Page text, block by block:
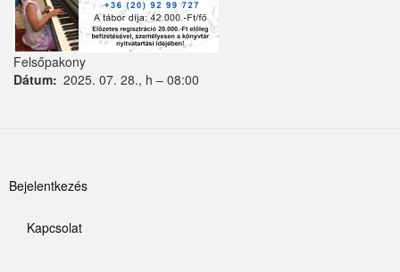
Kisoroszi
Kóka
Kőröstetétlen
Leányfalu
Letkés
Felsőpakony
Dátum 2025. 07. 28., h – 08:00
Felhasználói
menüje
Bejelentkezés
Lábléc
Kapcsolat